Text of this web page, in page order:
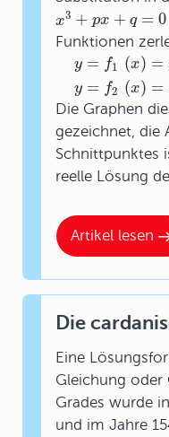
Artikel lesen
x3 + px + q = 0
Funktionen
y = f1 (x) =
y = f2 (x) =
Die Graphen
gezeichnet, die
Schnittpunktes
reelle Lösung
Die
Eine
Gleichung oder
Grades wurde
und im Jahre